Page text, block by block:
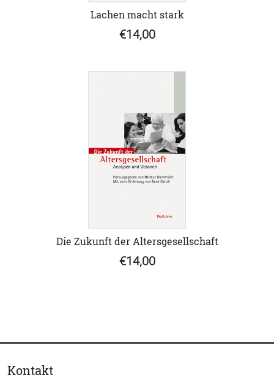
Lachen macht stark
€14,00
Die Zukunft der Altersgesellschaft
€14,00
Kontakt